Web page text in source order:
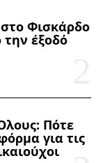
Φισκάρδο
την έξοδό
Πότε
για τις